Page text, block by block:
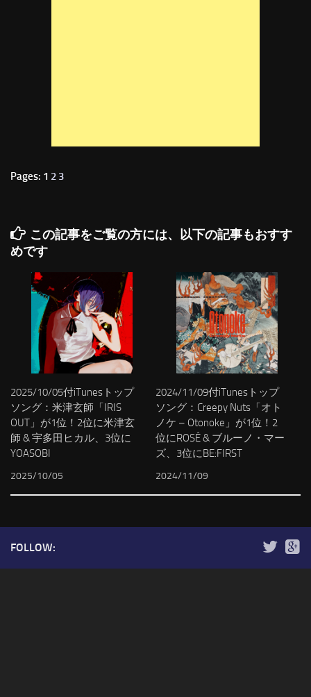
Pages: 1 2 3
この記事をご覧の方には、以下の記事もおすす
めです
2025/10/05付iTunesトップ
ソング：米津玄師「IRIS
OUT」が1位！2位に米津玄
師 & 宇多田ヒカル、3位に
YOASOBI
2025/10/05
2024/11/09付iTunesトップ
ソング：Creepy Nuts「オト
ノケ – Otonoke」が1位！2
位にROSÉ & ブルーノ・マー
ズ、3位にBE:FIRST
2024/11/09
FOLLOW: